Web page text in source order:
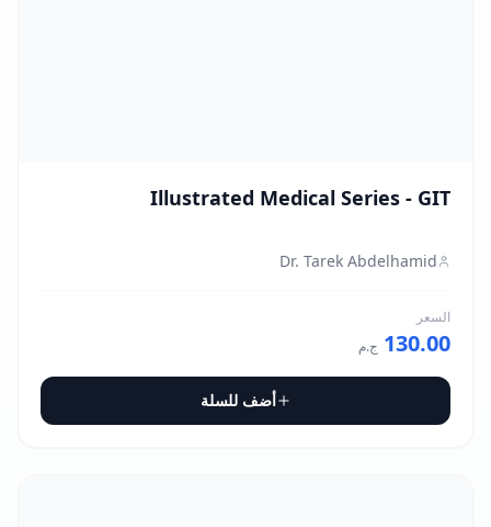
Illustrated Medical Series - GIT
Dr. Tarek Abdelhamid
السعر
130.00 ج.م
أضف للسلة